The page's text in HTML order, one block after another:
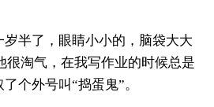
半了，眼睛小小的，脑袋大大
很淘气，在我写作业的时候总是
个外号叫“捣蛋鬼”。